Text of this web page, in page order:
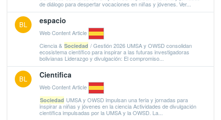
de diálogo para despertar vocaciones en niñas y jóvenes. Ver...
BL espacio
Web Content Article
Ciencia & Sociedad / Gestión 2026 UMSA y OWSD consolidan
ecosistema científico para inspirar a las futuras investigadoras
bolivianas Liderazgo y divulgación: El compromiso...
BL Cientifica
Web Content Article
Sociedad UMSA y OWSD impulsan una feria y jornadas para
inspirar a niñas y jóvenes en la ciencia Actividades de divulgación
científica impulsadas por la UMSA y la OWSD. La...